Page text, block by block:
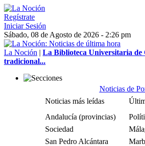
Regístrate
Iniciar Sesión
Sábado, 08 de Agosto de 2026 - 2:26 pm
La Noción | La Biblioteca Universitaria de
tradicional...
Noticias de
Noticias más leídas
Andalucía (provincias)
Sociedad
San Pedro Alcántara